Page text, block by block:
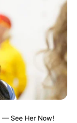
Στην
άβυσσο;
ΕΝΕΡΓΟΠΟΙΗΣΗ
— See Her Now!